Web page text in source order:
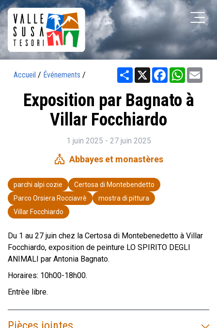
Accueil / Événements / Share X Facebook
Exposition par Bagnato à
Villar Focchiardo
1 juin 2025 - 27 juin 2025
church Abbayes et monastères
parchi alpi cozie
Certosa di Montebendetto
Parco Orsiera Rocciavrè
mostra di pittura
Villar Focchiardo
Du 1 au 27 juin chez la Certosa di Montebenedetto à Villar
Focchiardo, exposition de peinture LO SPIRITO DEGLI
ANIMALI par Antonia Bagnato.
Horaires: 10h00-18h00.
Entrèe libre.